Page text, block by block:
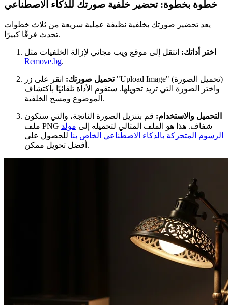
خطوة بخطوة: تحضير خلفية صورتك للذكاء الاصطناعي
يعد تحضير صورتك بخلفية نظيفة عملية سريعة من ثلاث خطوات
تحدث فرقًا كبيرًا.
اختر أداتك: انتقل إلى موقع ويب مجاني لإزالة الخلفيات مثل
Remove.bg.
تحميل صورتك: انقر على زر "Upload Image" (تحميل الصورة)
واختر الصورة التي تريد تحويلها. ستقوم الأداة تلقائيًا باكتشاف
الموضوع ومسح الخلفية.
التحميل والاستخدام: قم بتنزيل الصورة الناتجة، والتي ستكون
ملف PNG شفاف. هذا هو الملف المثالي لتحميله إلى مولد
الرسوم المتحركة بالذكاء الاصطناعي الخاص بنا للحصول على
أفضل تحويل ممكن.